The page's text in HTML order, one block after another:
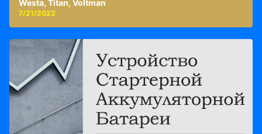
Westa, Titan, Voltman
7/21/2022